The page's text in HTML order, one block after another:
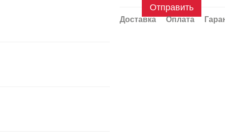
Отправить
Доставка Оплата